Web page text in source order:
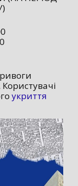
укриття